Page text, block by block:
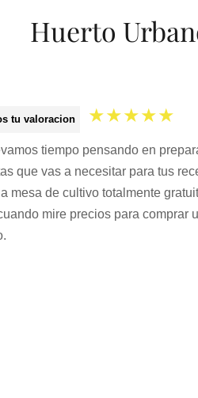
Huerto
tu valoracion ★★★★★
tiempo pensando en
que vas a necesitar para tus
mesa de cultivo totalmente
mire precios para comprar